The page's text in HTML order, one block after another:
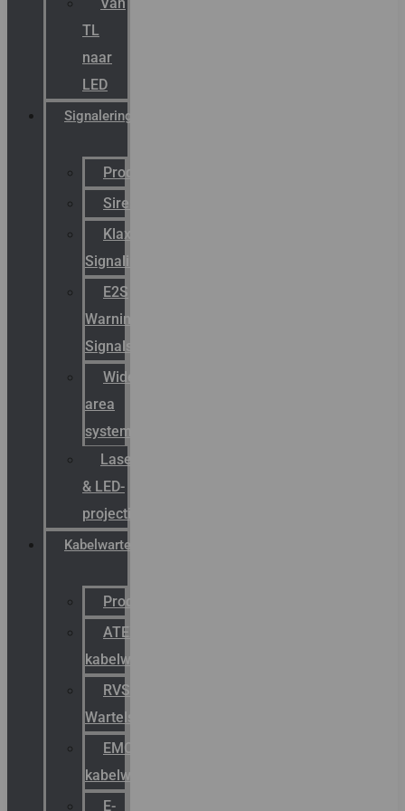
TL
naar
LED
Signalering
Productcatalogus
Sirena
Klaxon
Signaling
E2S
Warning
Signals
Wide
area
systemen
Laserbelijning
& LED-
projectie
Kabelwartels
Productcatalogus
ATEX
kabelwartels
RVS
Wartels
EMC
kabelwartels
E-